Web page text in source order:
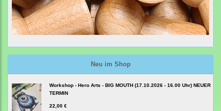
Neu im Shop
Workshop - Hero Arts - BIG MOUTH (17.10.2026 - 16.00 Uhr) NEUER
TERMIN
22,00 €